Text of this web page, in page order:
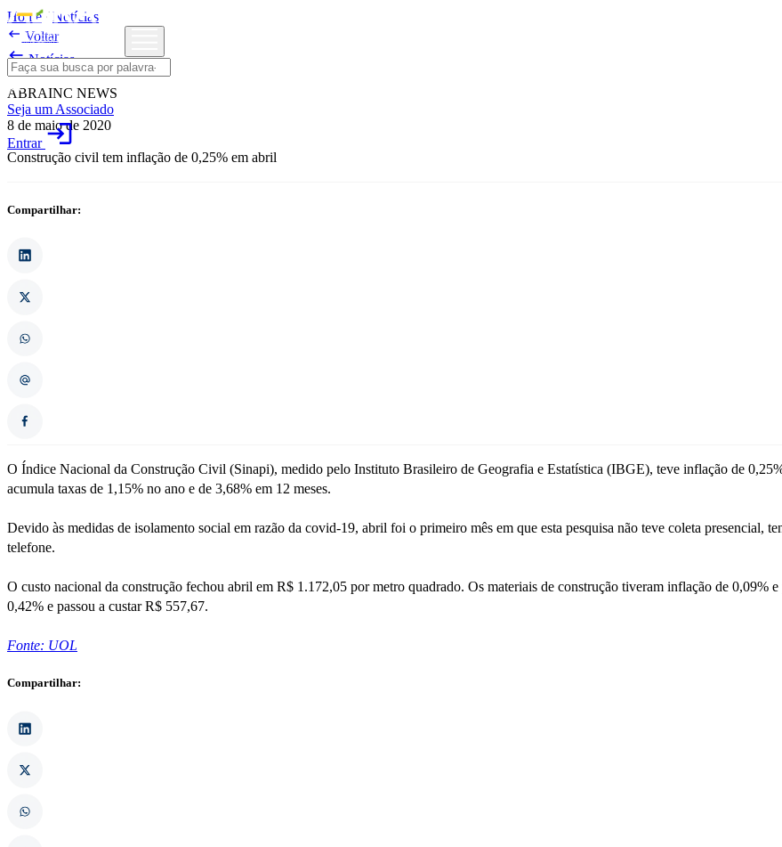
Seja um Associado
Entrarlogin
Home/Notícias
 Voltar
Notícias
ABRAINC NEWS
8 de maio de 2020
Construção civil tem inflação de 0,25% em abril
Compartilhar:
O Índice Nacional da Construção Civil (Sinapi), medido pelo Instituto Brasileiro de Geografia e Estatística (IBGE), teve inflação de
acumula taxas de 1,15% no ano e de 3,68% em 12 meses.
Devido às medidas de isolamento social em razão da covid-19, abril foi o primeiro mês em que esta pesquisa não teve coleta presencial,
telefone.
O custo nacional da construção fechou abril em R$ 1.172,05 por metro quadrado. Os materiais de construção tiveram inflação de 0,09%
0,42% e passou a custar R$ 557,67.
Fonte: UOL
Compartilhar: